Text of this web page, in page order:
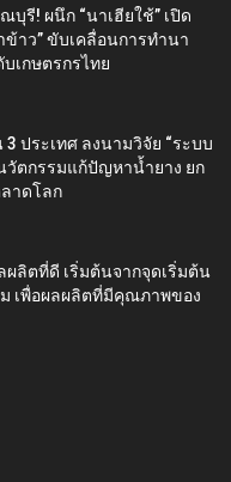
บุรี! ผนึก “นาเฮียใช้” เปิด
าว” ขับเคลื่อนการทำนา
เกษตรกรไทย
ประเทศ ลงนามวิจัย “ระบบ
วัตกรรมแก้ปัญหาน้ำยาง ยก
าดโลก
ผลิตที่ดี เริ่มต้นจากจุดเริ่มต้น
เพื่อผลผลิตที่มีคุณภาพของ